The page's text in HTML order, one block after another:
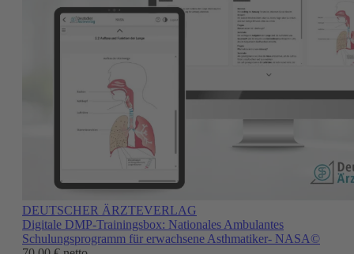
DEUTSCHER ÄRZTEVERLAG
Digitale DMP-Trainingsbox: Nationales Ambulantes
Schulungsprogramm für erwachsene Asthmatiker- NASA©